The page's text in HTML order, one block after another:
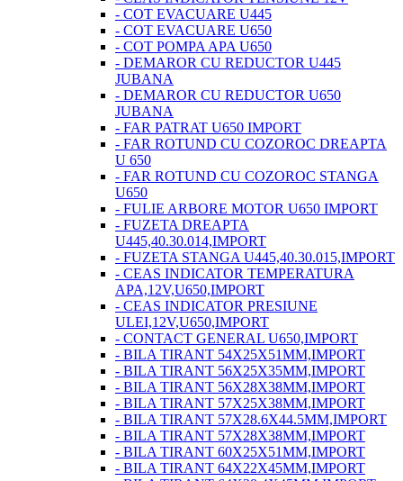
- COT EVACUARE U445
- COT EVACUARE U650
- COT POMPA APA U650
- DEMAROR CU REDUCTOR U445
JUBANA
- DEMAROR CU REDUCTOR U650
JUBANA
- FAR PATRAT U650 IMPORT
- FAR ROTUND CU COZOROC DREAPTA
U 650
- FAR ROTUND CU COZOROC STANGA
U650
- FULIE ARBORE MOTOR U650 IMPORT
- FUZETA DREAPTA
U445,40.30.014,IMPORT
- FUZETA STANGA U445,40.30.015,IMPORT
- CEAS INDICATOR TEMPERATURA
APA,12V,U650,IMPORT
- CEAS INDICATOR PRESIUNE
ULEI,12V,U650,IMPORT
- CONTACT GENERAL U650,IMPORT
- BILA TIRANT 54X25X51MM,IMPORT
- BILA TIRANT 56X25X35MM,IMPORT
- BILA TIRANT 56X28X38MM,IMPORT
- BILA TIRANT 57X25X38MM,IMPORT
- BILA TIRANT 57X28.6X44.5MM,IMPORT
- BILA TIRANT 57X28X38MM,IMPORT
- BILA TIRANT 60X25X51MM,IMPORT
- BILA TIRANT 64X22X45MM,IMPORT